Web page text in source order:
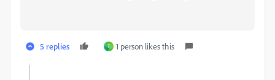
5 replies T 1 person likes this